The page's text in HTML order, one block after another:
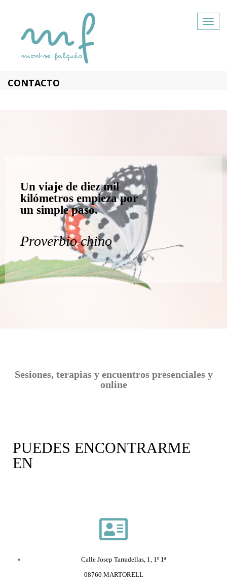
CONTACTO
Un viaje de diez mil
kilómetros empieza por
un simple paso.
Proverbio chino
Sesiones, terapias y encuentros presenciales y
online
PUEDES ENCONTRARME
EN
Calle Josep Tarradellas, 1, 1º 1ª
08760 MARTORELL